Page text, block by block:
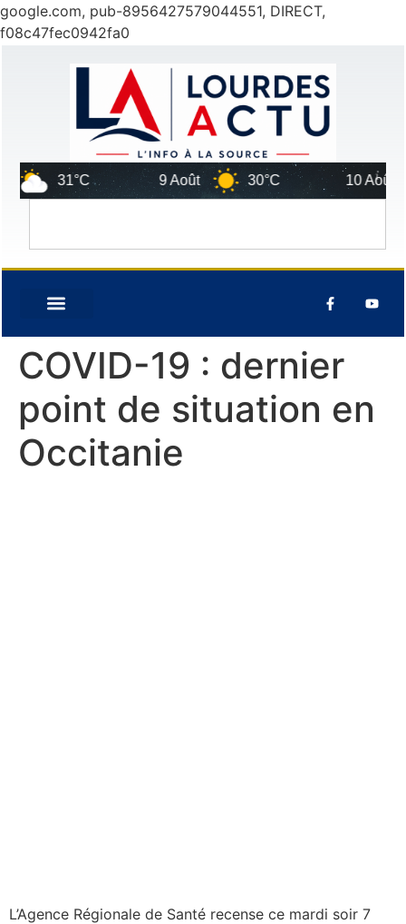
google.com, pub-8956427579044551, DIRECT,
f08c47fec0942fa0
31°C 9 Août 30°C 10 Août
COVID-19 : dernier
point de situation en
Occitanie
L’Agence Régionale de Santé recense ce mardi soir 7